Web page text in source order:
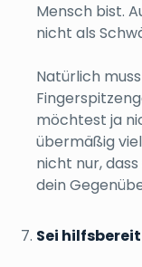
Mensch bist.
nicht als
Natürlich
möchtest ja
übermäßig
nicht nur,
dein
Sei hilfsbereit